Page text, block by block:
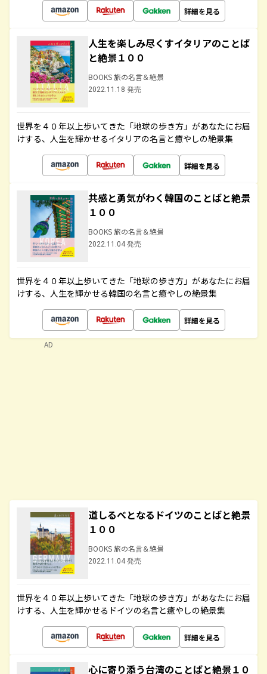
詳細を見る
人生を楽しみ尽くすイタリアのことば
と絶景１００
BOOKS 旅の名言＆絶景
2022.11.18 発売
世界を４０年以上歩いてきた「地球の歩き方」があなたにお届
けする、人生を輝かせるイタリアの名言と癒やしの絶景集
詳細を見る
共感と勇気がわく韓国のことばと絶景
１００
BOOKS 旅の名言＆絶景
2022.11.04 発売
世界を４０年以上歩いてきた「地球の歩き方」があなたにお届
けする、人生を輝かせる韓国の名言と癒やしの絶景集
詳細を見る
道しるべとなるドイツのことばと絶景
１００
BOOKS 旅の名言＆絶景
2022.11.04 発売
世界を４０年以上歩いてきた「地球の歩き方」があなたにお届
けする、人生を輝かせるドイツの名言と癒やしの絶景集
詳細を見る
心に寄り添う台湾のことばと絶景１０
AD